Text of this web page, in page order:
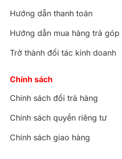
Hướng dẫn thanh toán
Hướng dẫn mua hàng trả góp
Trở thành đối tác kinh doanh
Chính sách
Chính sách đổi trả hàng
Chính sách quyền riêng tư
Chính sách giao hàng